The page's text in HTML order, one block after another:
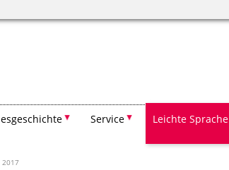
Service Leichte Sprache
2017